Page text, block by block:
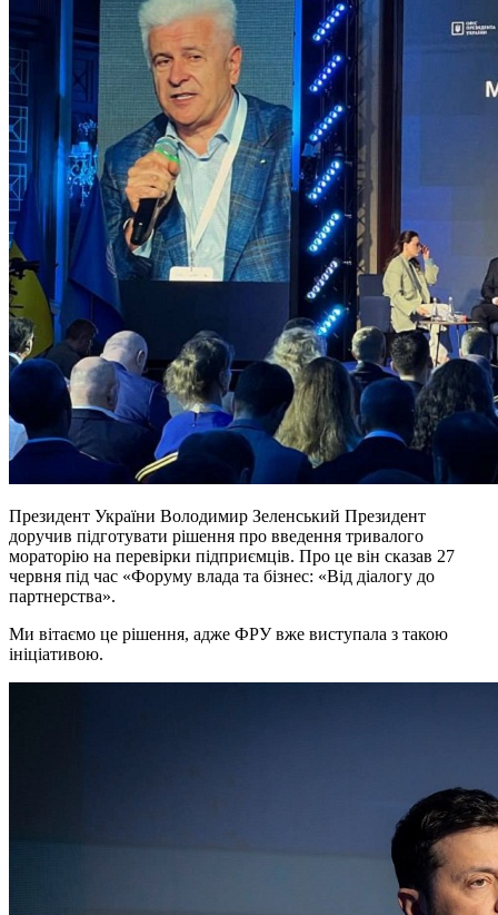
Президент України Володимир Зеленський Президент
доручив підготувати рішення про введення тривалого
мораторію на перевірки підприємців. Про це він сказав 27
червня під час «Форуму влада та бізнес: «Від діалогу до
партнерства».
Ми вітаємо це рішення, адже ФРУ вже виступала з такою
ініціативою.